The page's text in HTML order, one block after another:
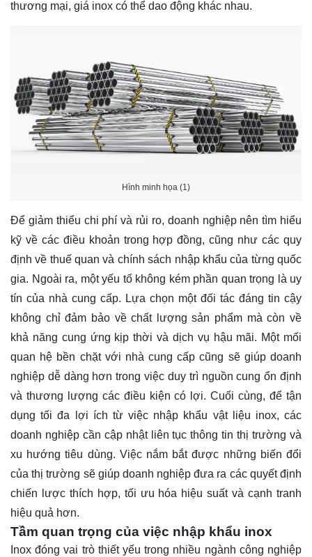
thương mại, giá inox có thể dao động khác nhau.
Hình minh họa (1)
Để giảm thiểu chi phí và rủi ro, doanh nghiệp nên tìm hiểu
kỹ về các điều khoản trong hợp đồng, cũng như các quy
định về thuế quan và chính sách nhập khẩu của từng quốc
gia. Ngoài ra, một yếu tố không kém phần quan trọng là uy
tín của nhà cung cấp. Lựa chọn một đối tác đáng tin cậy
không chỉ đảm bảo về chất lượng sản phẩm mà còn về
khả năng cung ứng kịp thời và dịch vụ hậu mãi. Một mối
quan hệ bền chặt với nhà cung cấp cũng sẽ giúp doanh
nghiệp dễ dàng hơn trong việc duy trì nguồn cung ổn định
và thương lượng các điều kiện có lợi. Cuối cùng, để tận
dụng tối đa lợi ích từ việc nhập khẩu vật liệu inox, các
doanh nghiệp cần cập nhật liên tục thông tin thị trường và
xu hướng tiêu dùng. Việc nắm bắt được những biến đổi
của thị trường sẽ giúp doanh nghiệp đưa ra các quyết định
chiến lược thích hợp, tối ưu hóa hiệu suất và cạnh tranh
hiệu quả hơn.
Tầm quan trọng của việc nhập khẩu inox
Inox đóng vai trò thiết yếu trong nhiều ngành công nghiệp